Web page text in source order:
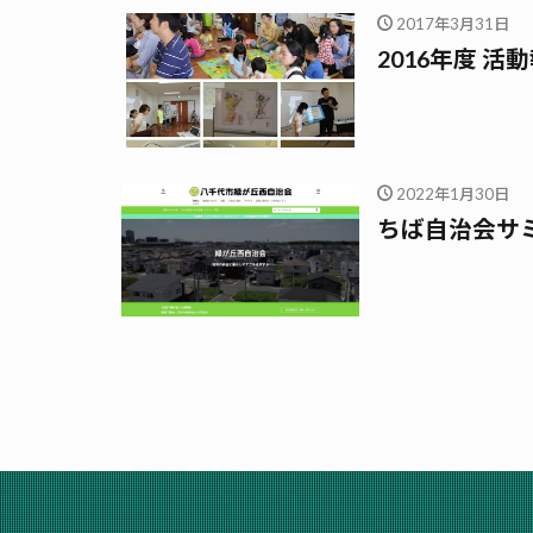
2017年3月31日
2016年度 活
2022年1月30日
ちば自治会サ